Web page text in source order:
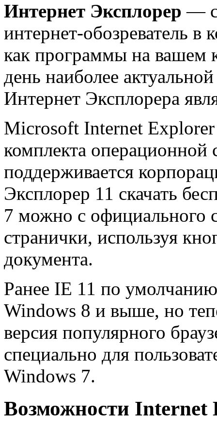
Интернет Эксплорер —
интернет-обозреватель в
как программы на вашем
день наиболее
Интернет Эксплорера
Microsoft Internet
комплекта операционной
поддерживается
Эксплорер 11 скачать
7 можно с официального
странички, используя
документа.
Ранее IE 11 по
Windows 8 и выше, но
версия популярного
специально для
Windows 7.
Возможности Internet